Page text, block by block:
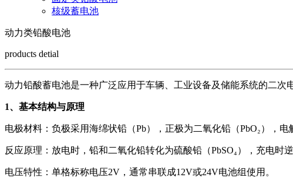
核级蓄电池
动力类铅酸电池
products detial
动力铅酸蓄电池是一种广泛应用于车辆、工业设备及储能系统的二
1、基本结构与原理
电极材料：负极采用海绵状铅（Pb），正极为二氧化铅（PbO₂），电
反应原理：放电时，铅和二氧化铅转化为硫酸铅（PbSO₄），充电时
电压特性：单格标称电压2V，通常串联成12V或24V电池组使用。